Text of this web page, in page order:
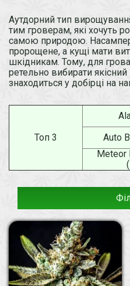
Аутдорний тип
тим гроверам, які хочуть
самою природою.
пророщене, а кущі мати
шкідникам. Тому, для грова
ретельно вибирати якісний
знаходиться у добірці на
Топ 3
Auto
Meteor